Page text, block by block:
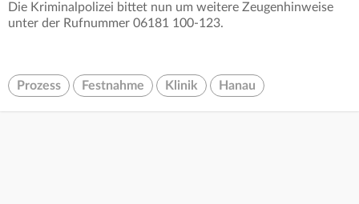
Die Kriminalpolizei bittet nun um weitere Zeugenhinweise
unter der Rufnummer 06181 100-123.
Prozess Festnahme Klinik Hanau